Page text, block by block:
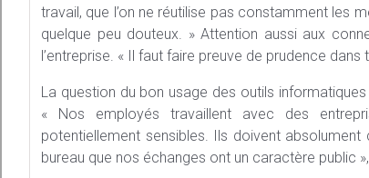
travail, que l’on ne réutilise pas constamment les
quelque peu douteux. » Attention aussi aux
l’entreprise. « Il faut faire preuve de prudence
La question du bon usage des outils
« Nos employés travaillent avec des
potentiellement sensibles. Ils doivent
bureau que nos échanges ont un caractère public